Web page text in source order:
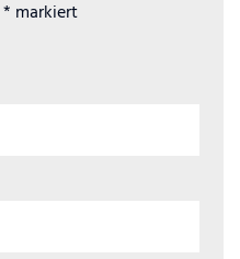
* markiert